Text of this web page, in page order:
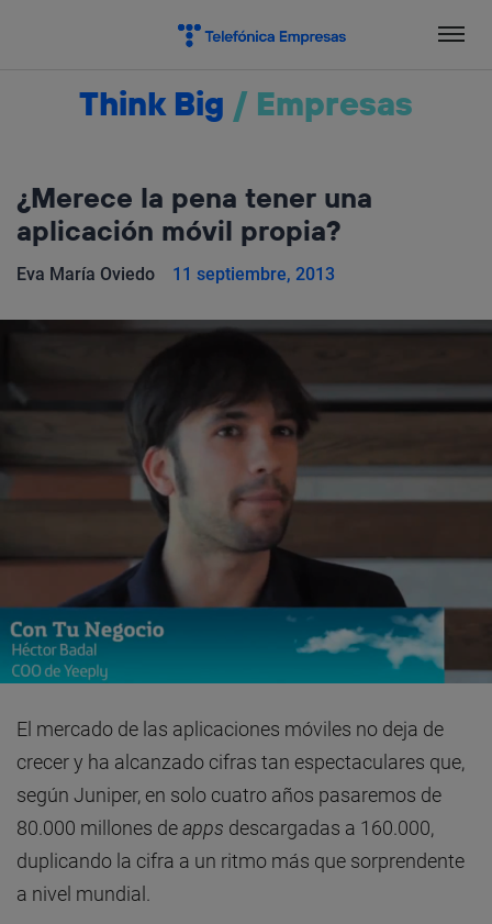
Think Big / Empresas
¿Merece la pena tener una
aplicación móvil propia?
Eva María Oviedo 11 septiembre, 2013
El mercado de las aplicaciones móviles no deja de
crecer y ha alcanzado cifras tan espectaculares que,
según Juniper, en solo cuatro años pasaremos de
80.000 millones deapps descargadas a 160.000,
duplicando la cifra a un ritmo más que sorprendente
a nivel mundial.